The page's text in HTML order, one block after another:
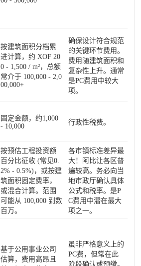
按建筑面积分档累
进计算，约 XOF 20
0 - 1,500 / m²，总额
常介于 100,000 - 2,0
00,000+
确保设计符合规范
的关键环节费用。
费用随建筑面积和
复杂性上升。通常
是PC费用中较大
项。
固定金额，约1,000
- 10,000
行政性税费。
按预估工程投资额
百分比征收 (常见0.
2% - 0.5%)，或按建
筑面积固定费率，
或混合计算。范围
可能从 100,000 到数
百万。
各市镇标准差异最
大！阿比让各区普
遍较高。务必向当
地市政厅确认具体
公式和税率。是P
C费用中潜在最大
项之一。
基于公用事业公司
估算，费用高昂且
虽非严格意义上的
PC费，但常在此
阶段确认或预缴。